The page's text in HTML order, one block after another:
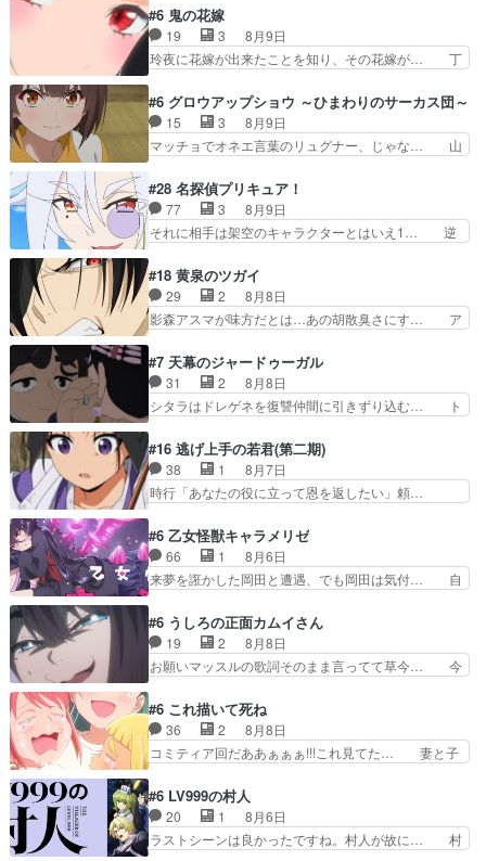
ッときた。今期で一番好… おかあちゃんっていい
もんだ。自分の全てを… ついにハイブチが出た！
毛色綺麗でかわいい…
んが外に出られなくなってたのはいじめ… RPG
シーンカッコいい！もう転生モノに変… ゲーム内
の柊くんカッコイイな～そして意外… あれからゲ
ームの中では糸と柊はしっかり仲… 感想は、前話
力してオンラインRPGの強… 違うアニメ始まっ
たかと思ったら先週の続き… ご視聴ありがとうご
ざいましたよかった、本…
#6 鬼の花嫁
19 3
8月9日
玲夜に花嫁が出来たことを知り、その花嫁が… 丁
初、にゃん吉が透子のストーカーを始めた… 高道
きもいけどあれ横で見せつけられるのは… 玲夜の
前の婚約者鬼山桜子がめっちゃ別嬪さ… にゃんき
ちくんのお母さんが一番かわいいで… 花江さんが
いやイケメンが主人公にプレゼ… 「お願いがある
ときはキスでおねだりする」… 透子とにゃん吉の
馴れ初めを見れて良かった…
#6 グロウアップショウ ～ひまわりのサーカス団～
15 3
8月9日
マッチョでオネエ言葉のリュグナー、じゃな… 山
わりサーカスに突然現れた金髪の大男少… 伝説の
男の登場によって、山田の輝かしき過… お父さん
の相方登場回、良い回だったな。諏… 第６話をｄ
アニメストアで視聴しました。視… じゃがいもし
い公衆電話が出てきた。みず… おはようございま
す！瑞佳の正体が明かされ… 朝も昼もおやつもじ
ゃがいも尽くしの『ひま…
#28 名探偵プリキュア！
77 3
8月9日
それに相手は架空のキャラクターとはいえ1… 逆
い出に意味なんかない」という意味深な… 12話
でるるかはミサンガのマコトジュエル… 今のるる
かの態度について見たまんまを言え… 探偵パート
は仕方ないが殆ど明智小林の活躍… すっかりファ
はファントムの一員で、ロン… 謎の怪盗デッチ·
アゲイン登場!!一体何を… 戦闘作画はイマイチな
回。次回過去編でそろ…
#18 黄泉のツガイ
29 2
8月8日
影森アスマが味方だとは…あの胡散臭さにす… ア
りアスマ(石田彰キャラ)は裏切り者た… 原作を読
むの我慢していてよかっただって顔… どんどん増
えるツガイツガイよりも腹黒い人… 夜桜は「顔で
損してる」って言うけど、声で… おかしいな石田
ましてはアサちゃん目的で… "顔で損してる"企み
顔て何…wアスマさん… 顔で損してるアスマさん
ついでに声でも損し…
#7 天幕のジャードゥーガル
31 2
8月8日
シタラはドレゲネを復讐仲間に引きずり込む… ト
イに功績を挙げさせて政権と軍のバラン… 覇道の
トルイと王道のオゴタイって感じかな… 賢い人物
の行動は想定した目的達成のための… シタラとボ
ラクチンの考えが初めてシンクロ… ドレゲネのテ
ンゴル政治」国家の表舞台に… 前回のシタラと対
比したおおらかな笑顔が印… 戦争よりも経済の領
域をその視野に入れてい…
#16 逃げ上手の若君(第二期)
38 1
8月7日
時行「あなたの役に立って恩を返したい」頼…
のアニメの演出、同じCloverWor… 貞宗の思考を
読み切れなかったのは、経験の… 信濃仮面いった
い誰なんだ！役に立ちたいで… 人形だったり将棋
だったり、諏訪神党の三大… ・これ罠じゃない
意味。特に諏訪の地は山… 薄々思ってたけど実写
パートに対する熱意が… 亜也子ちゃん面白い親父
さんが無事で良かっ…
#6 乙女怪獣キャラメリゼ
66 1
8月6日
来夢を誑かした岡田と遭遇、でも岡田は気付… 自
なからのメイク道具が、らいりーさんを… らいり
ーの影響で理想に向けて努力する黒絵… コングと
ゴ〇ラの怪獣大決戦!?w黒絵の友… らいりーが己
のルッキズムと相対する話とし… らいりーさんが
の小河内ダムに来た黒絵た… ライリーが好きだっ
たクズ男ハルゴンが懲ら… メイクでちょっと勇気
出てる黒絵ちゃん可愛…
#6 うしろの正面カムイさん
19 2
8月8日
お願いマッスルの歌詞そのまま言ってて草今… 今
大量に成仏させた ジェットババアの亜… 1日で
6人は流石絶倫カムイ婆もしっかり抱… 今回は交
通悪霊の除霊ツアー。Aパはいつも… 前半の霊カ
モみたいになってるよねwジェッ… 今回はいつも
んを怪異と見間違え叫んでお… 交通系悪霊除霊ツ
アー編！どっちが悪かよく… よく見ないと気付け
ない2つのエピソードに…
#6 これ描いて死ね
36 2
8月8日
コミティア回だああぁぁぁ!!!これ見てた… 妻と子
らえた最初の一冊お客にプロポーズ… 遅れて5
話，コミティア前哨戦ですが，ここ… 「同情は創
作の敵」いい言葉だ。でも応援す… 東京で開かれ
る即売会に行って自分たちの本… 一冊売る事の苦
#6 LV999の村人
20 1
8月6日
ラストシーンは良かったですね。村人が故に… 村